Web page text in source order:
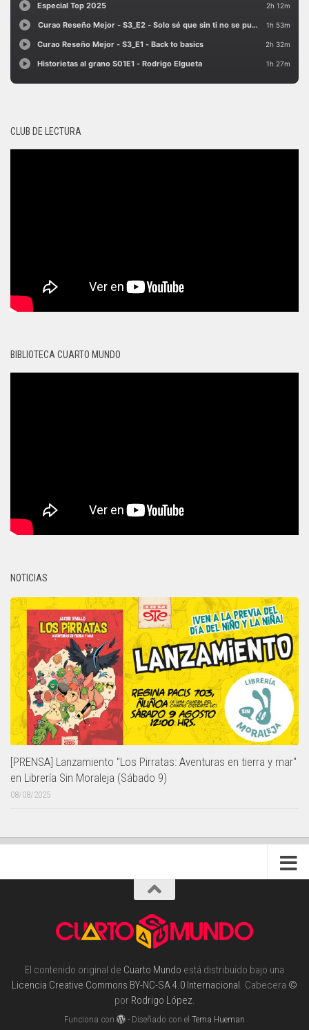
CLUB DE LECTURA
BIBLIOTECA CUARTO MUNDO
NOTICIAS
[PRENSA] Lanzamiento "Los Pirratas: Aventuras en tierra y mar"
en Librería Sin Moraleja (Sábado 9)
08/08/2025
El contenido original de Cuarto Mundo está distribuido bajo una
Licencia Creative Commons BY-NC-SA 4.0 Internacional. Cabecera ©
por Rodrigo López.
Funciona con - Diseñado con elTema Hueman